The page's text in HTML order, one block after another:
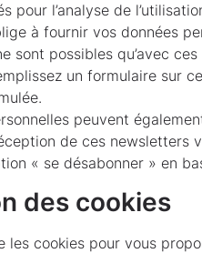
pour l’analyse de
à fournir vos données
sont possibles qu’avec ces
un formulaire sur
peuvent
de ces newsletters
« se désabonner » en
des cookies
les cookies pour vous